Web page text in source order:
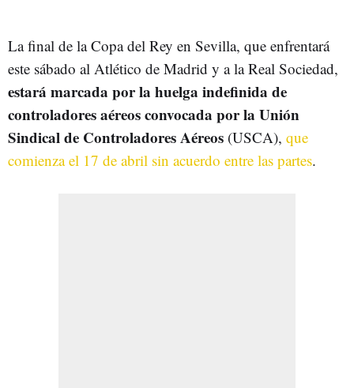
La final de la Copa del Rey en Sevilla, que enfrentará
este sábado al Atlético de Madrid y a la Real Sociedad,
estará marcada por la huelga indefinida de
controladores aéreos convocada por la Unión
Sindical de Controladores Aéreos (USCA), que
comienza el 17 de abril sin acuerdo entre las partes.